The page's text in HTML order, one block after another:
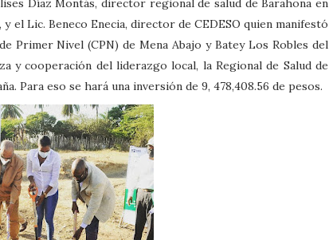
Díaz Montás, director regional de salud de Barahona en
el Lic. Beneco Enecia, director de CEDESO quien manifestó
Primer Nivel (CPN) de Mena Abajo y Batey Los Robles del
y cooperación del liderazgo local, la Regional de Salud de
Para eso se hará una inversión de 9, 478,408.56 de pesos.